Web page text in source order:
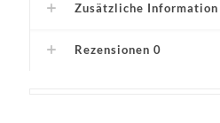
Zusätzliche Information
Rezensionen 0